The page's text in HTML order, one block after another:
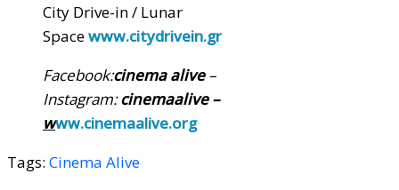
City Drive-in / Lunar
Spacewww.citydrivein.gr
Facebook:cinema alive–
Instagram:cinemaalive –
www.cinemaalive.org
Tags: Cinema Alive